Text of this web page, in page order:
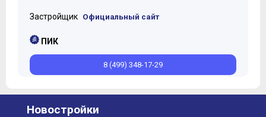
Застройщик Официальный сайт
ПИК
8 (499) 348-17-29
Новостройки